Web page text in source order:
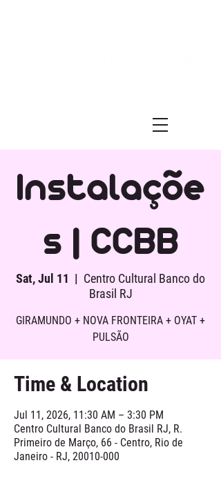
Instalaçõe
s | CCBB
Sat, Jul 11
  |
Centro Cultural Banco do
Brasil RJ
GIRAMUNDO + NOVA FRONTEIRA + OYAT +
PULSÃO
Time & Location
Jul 11, 2026, 11:30 AM – 3:30 PM
Centro Cultural Banco do Brasil RJ, R.
Primeiro de Março, 66 - Centro, Rio de
Janeiro - RJ, 20010-000